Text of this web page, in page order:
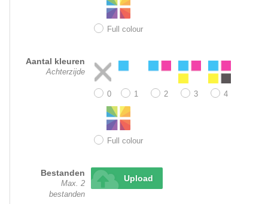
Full colour
Aantal kleuren
Achterzijde
0 1 2 3 4
Full colour
Bestanden
Max. 2
bestanden
Upload